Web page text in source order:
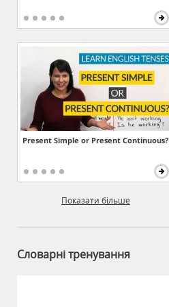
Present Simple or Present Continuous?
Показати більше
Словарні тренування